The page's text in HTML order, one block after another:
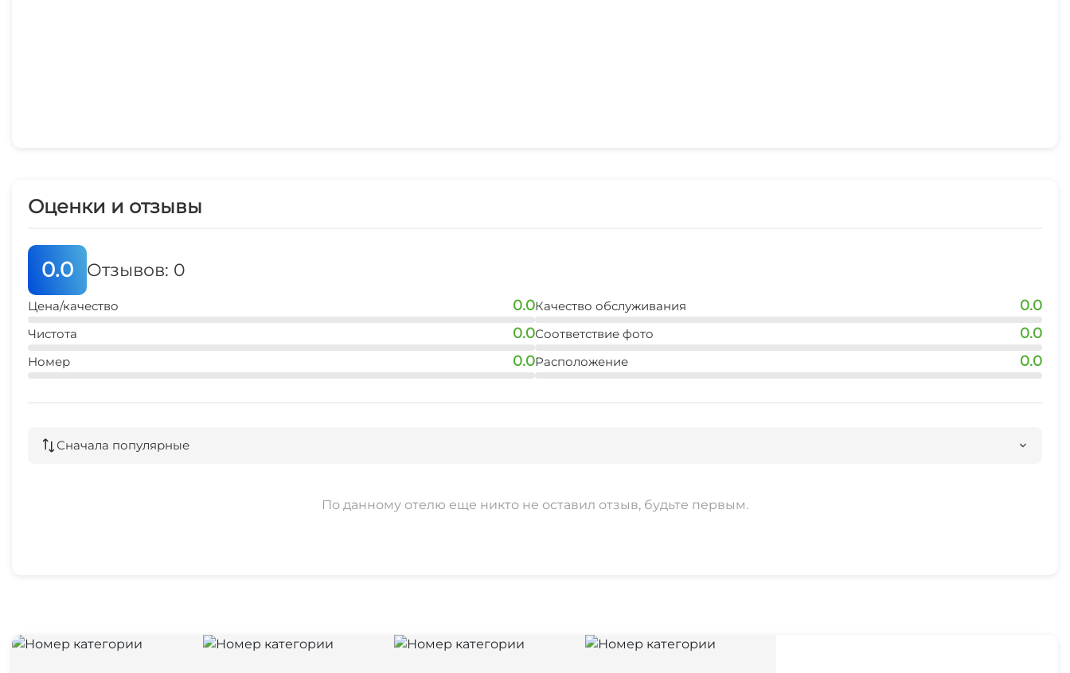
Оценки и отзывы
0.0 Отзывов: 0
Цена/качество 0.0
Чистота 0.0
Номер 0.0
Качество обслуживания 0.0
Соответствие фото 0.0
Расположение 0.0
Сначала популярные
По данному отелю еще никто не оставил отзыв, будьте первым.